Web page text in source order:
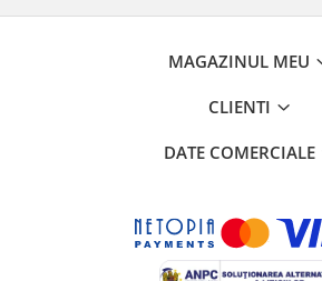
MAGAZINUL MEU
CLIENTI
DATE COMERCIALE